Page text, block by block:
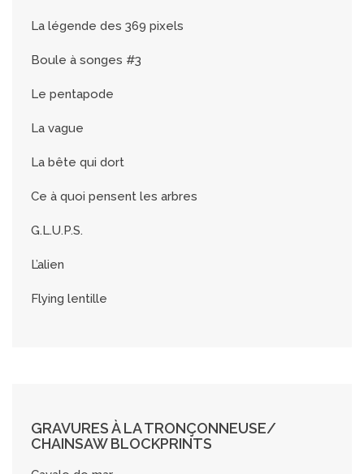
La légende des 369 pixels
Boule à songes #3
Le pentapode
La vague
La bête qui dort
Ce à quoi pensent les arbres
G.L.U.P.S.
L’alien
Flying lentille
GRAVURES À LA TRONÇONNEUSE/
CHAINSAW BLOCKPRINTS